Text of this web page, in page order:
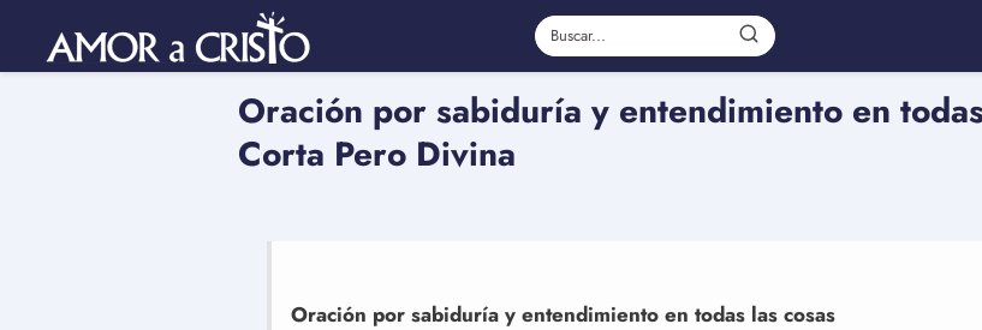
Oración por sabiduría y entendimiento en
Corta Pero Divina
Oración por sabiduría y entendimiento en todas las cosas